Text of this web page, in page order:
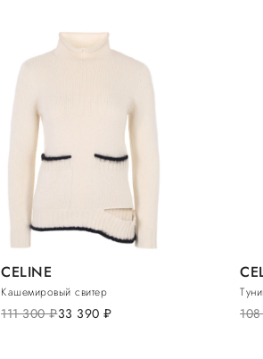
CELINE
Кашемировый свитер
111 300руб.33 390 руб.